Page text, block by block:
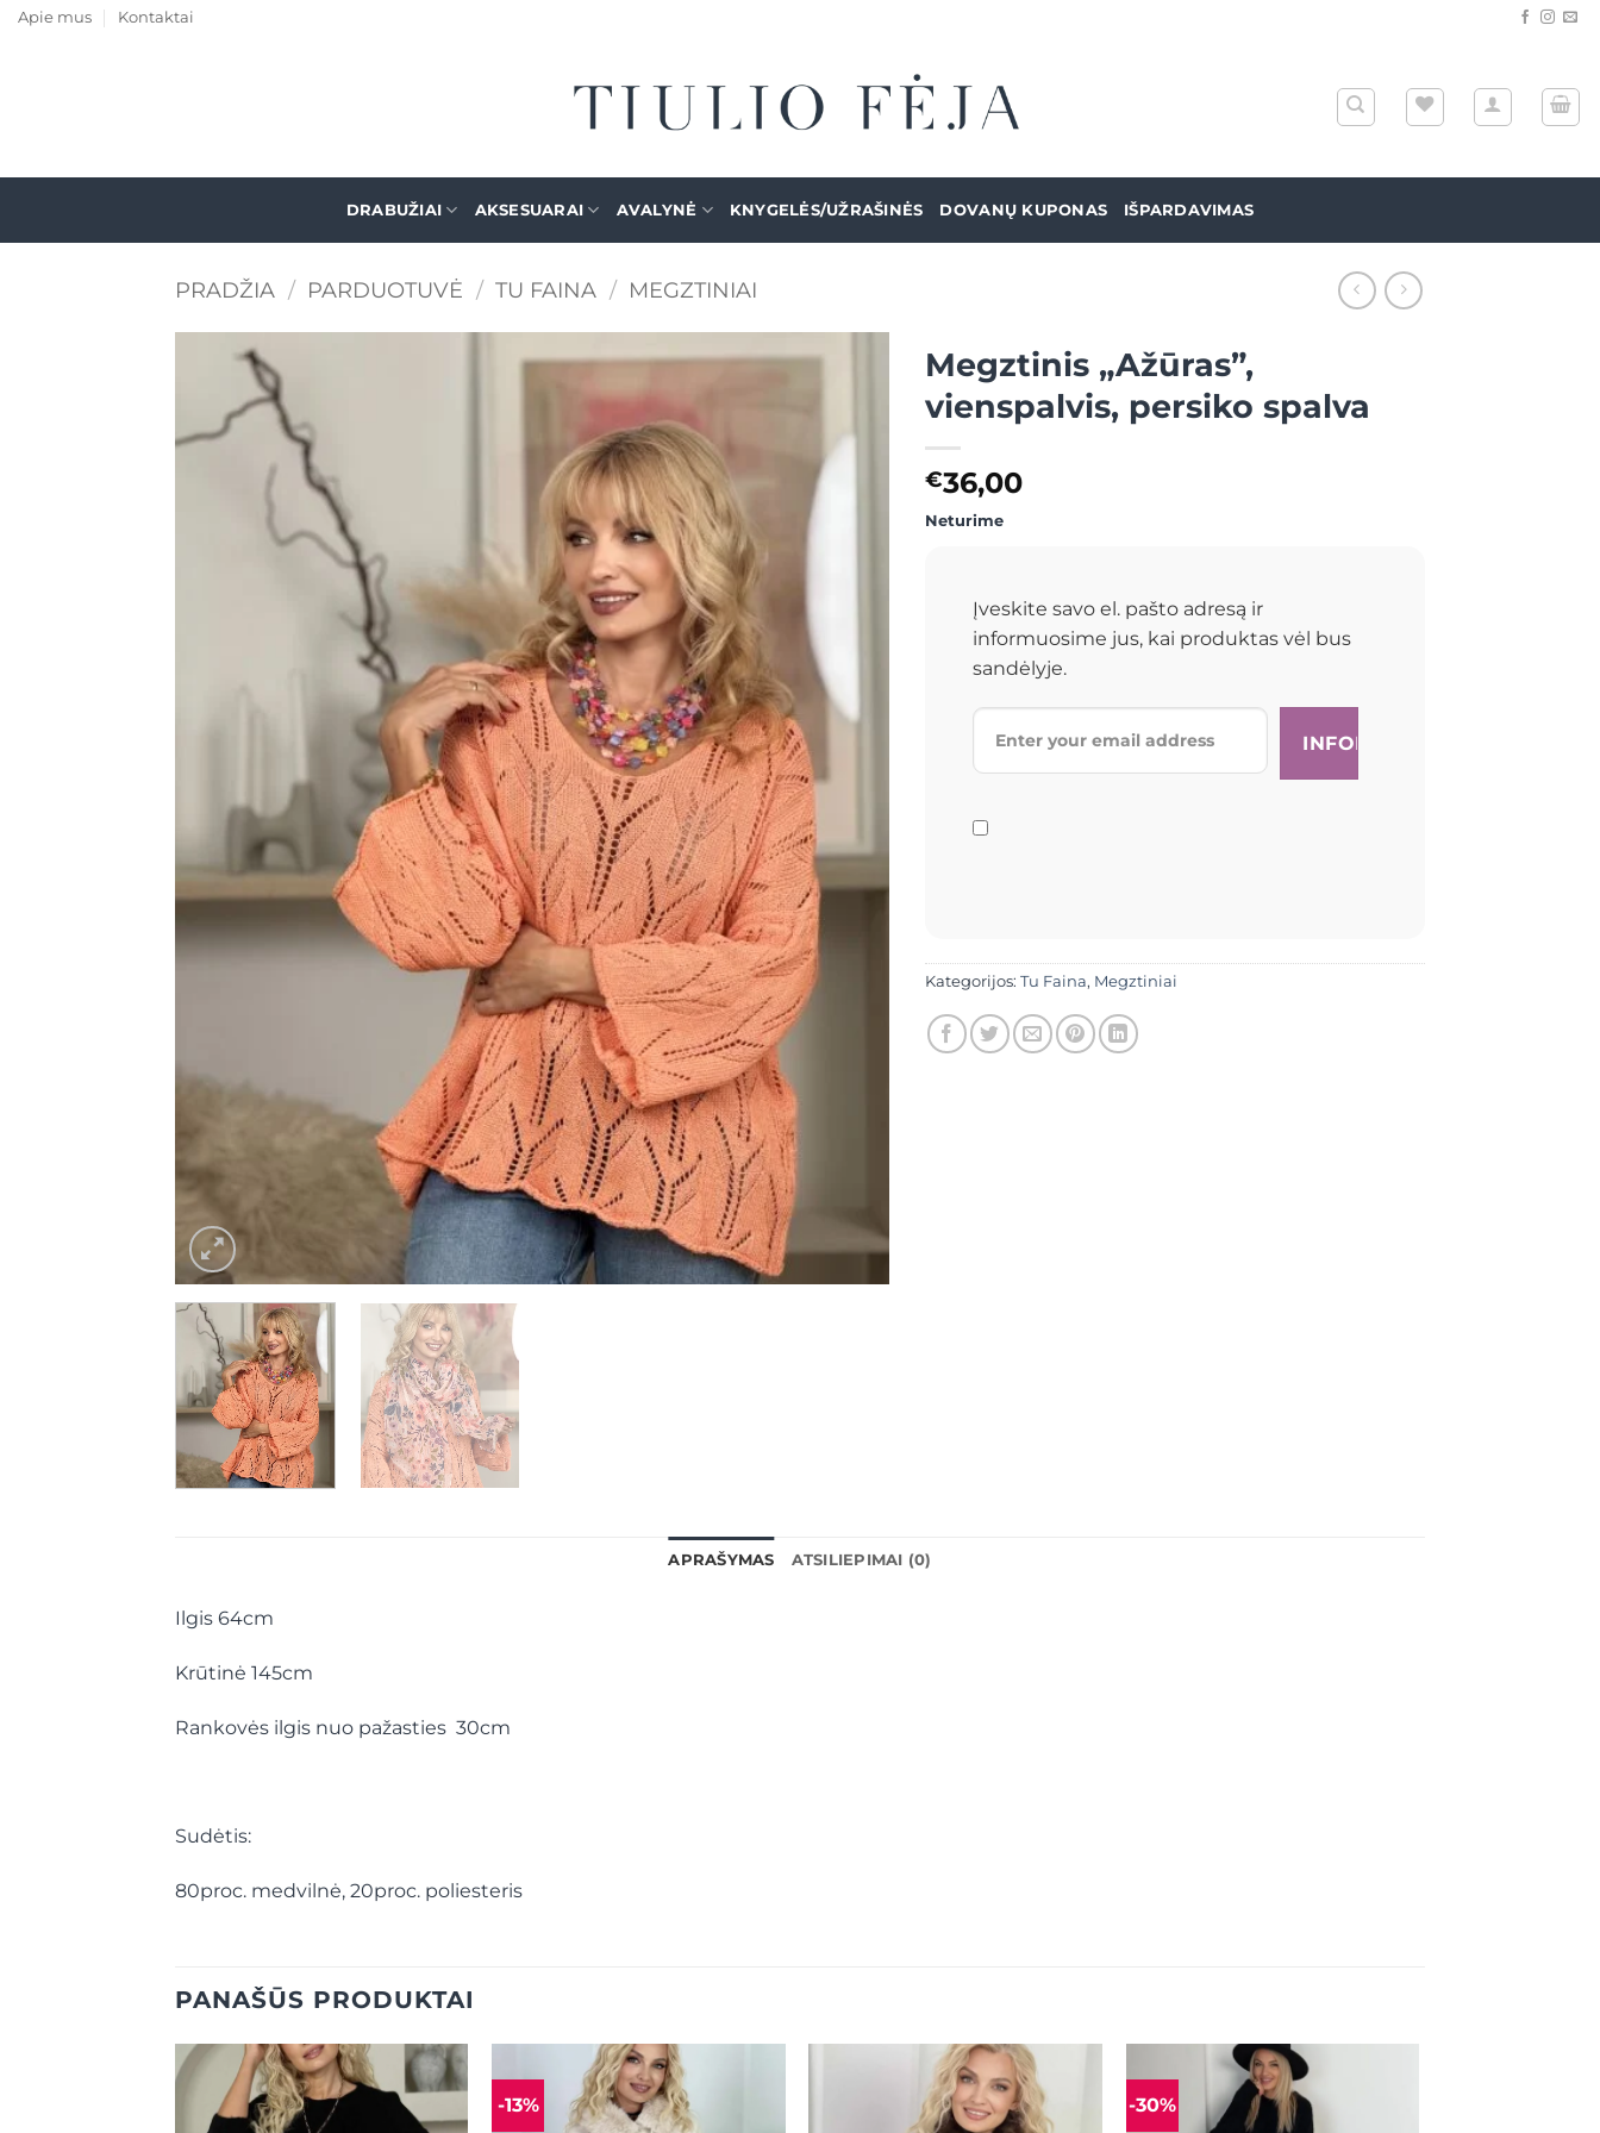
SkipApie mus Kontaktai
DRABUŽIAI AKSESUARAI AVALYNĖ KNYGELĖS/UŽRAŠINĖS DOVANŲ KUPONAS IŠPARDAVIMAS
PRADŽIA / PARDUOTUVĖ / TU FAINA / MEGZTINIAI
Megztinis „Ažūras”,
vienspalvis, persiko spalva
€36,00
Neturime
Įveskite savo el. pašto adresą ir
informuosime jus, kai produktas vėl bus
sandėlyje.
Kategorijos: Tu Faina, Megztiniai
APRAŠYMAS ATSILIEPIMAI (0)
Ilgis 64cm
Krūtinė 145cm
Rankovės ilgis nuo pažasties 30cm
Sudėtis:
80proc. medvilnė, 20proc. poliesteris
PANAŠŪS PRODUKTAI
Mėgstamiausias -13% Mėgstamiausias Mėgstamiausias -30% Mėgstamiausias